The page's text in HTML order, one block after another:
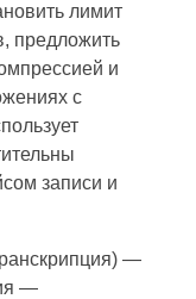
лимит
предложить
и
с
записи и
—
—